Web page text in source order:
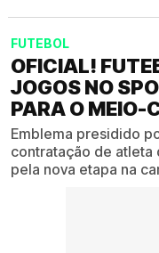
FUTEBOL
OFICIAL!
JOGOS NO
PARA O MEIO-
Emblema presidido
contratação de atleta
pela nova etapa na